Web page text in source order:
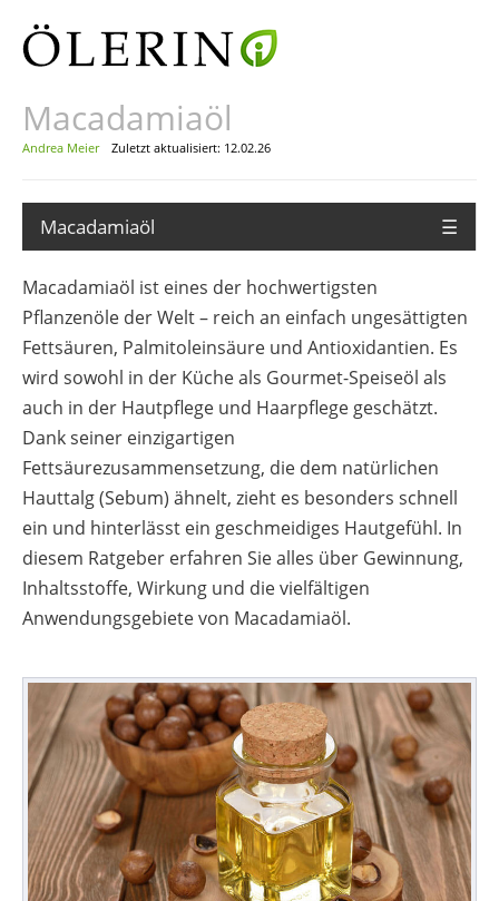
Macadamiaöl
Andrea Meier Zuletzt aktualisiert: 12.02.26
Macadamiaöl ☰
Macadamiaöl ist eines der hochwertigsten
Pflanzenöle der Welt – reich an einfach ungesättigten
Fettsäuren, Palmitoleinsäure und Antioxidantien. Es
wird sowohl in der Küche als Gourmet-Speiseöl als
auch in der Hautpflege und Haarpflege geschätzt.
Dank seiner einzigartigen
Fettsäurezusammensetzung, die dem natürlichen
Hauttalg (Sebum) ähnelt, zieht es besonders schnell
ein und hinterlässt ein geschmeidiges Hautgefühl. In
diesem Ratgeber erfahren Sie alles über Gewinnung,
Inhaltsstoffe, Wirkung und die vielfältigen
Anwendungsgebiete von Macadamiaöl.